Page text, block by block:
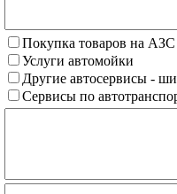
Покупка товаров на
Услуги автомойки
Другие автосервисы -
Сервисы по